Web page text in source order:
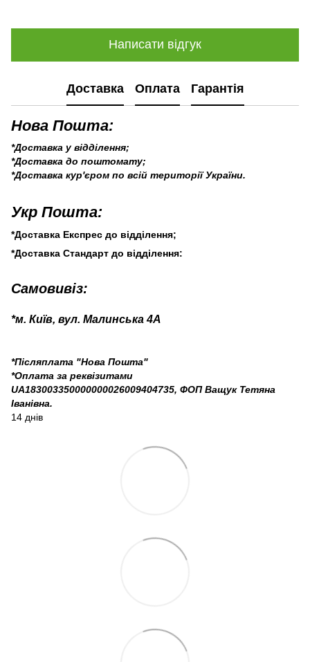
Написати відгук
Доставка Оплата Гарантія
Нова Пошта:
*Доставка у відділення;
*Доставка до поштомату;
*Доставка кур'єром по всій території України.
Укр Пошта:
*Доставка Експрес до відділення;
*Доставка Стандарт до відділення:
Самовивіз:
*м. Київ, вул. Малинська 4А
*Післяплата "Нова Пошта"
*Оплата за реквізитами
UA183003350000000026009404735, ФОП Ващук Тетяна
Іванівна.
14 днів